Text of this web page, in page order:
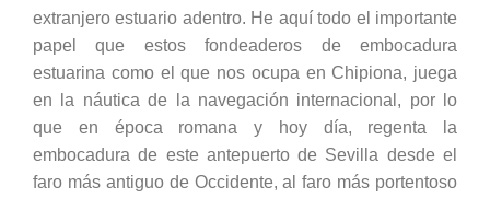
extranjero estuario adentro. He aquí todo el importante
papel que estos fondeaderos de embocadura
estuarina como el que nos ocupa en Chipiona, juega
en la náutica de la navegación internacional, por lo
que en época romana y hoy día, regenta la
embocadura de este antepuerto de Sevilla desde el
faro más antiguo de Occidente, al faro más portentoso